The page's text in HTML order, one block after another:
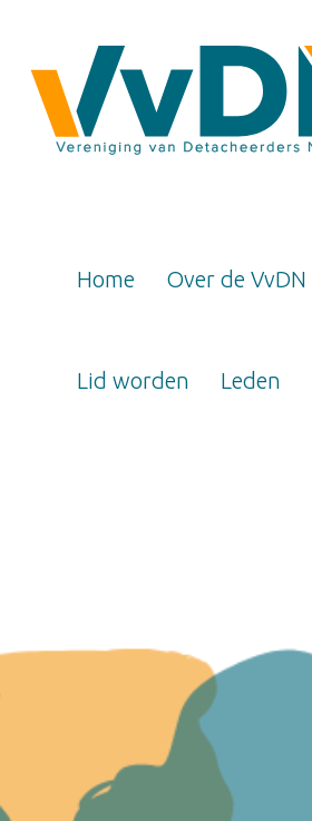
Home Over de VvDN
Lid worden Leden